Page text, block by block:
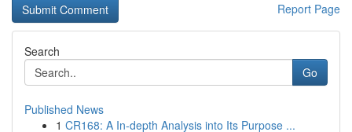
Report Page
Search
Go
Published News
1 CR168: A In-depth Analysis into Its Purpose ...